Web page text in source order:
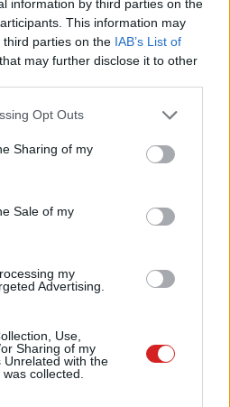
information by third parties on the
This information may
parties on the IAB’s List of
that may further disclose it to other
app uses one or more Google
behaviour. You may click to
and its third-party tags to
purposes in below Google
Opt Outs
Sharing of my
Sale of my
my
Advertising.
Use,
Sharing of my
Unrelated with the
collected.
tetemes lehet, hiszen a
a rakétán kívül a méregdrága
is komoly pofont kaphattak.
a SpaceX feje, Elon Musk
meg az X-en. Bár tőle
odaszúrásokat is,
sajnálatos."Valahol
a SpaceX Starshipje is jó
stabilan munkára fogni.
tervek szerint Amazon Leo
volna alacsony Föld körüli
internetszolgáltatása,